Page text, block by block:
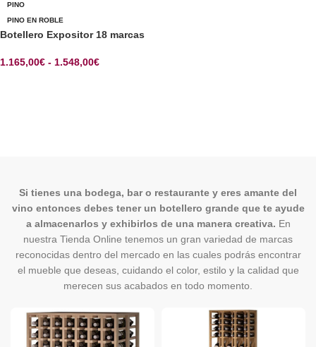
PINO
PINO EN ROBLE
Botellero Expositor 18 marcas
1.165,00€ - 1.548,00€
Si tienes una bodega, bar o restaurante y eres amante del
vino entonces debes tener un botellero grande que te ayude
a almacenarlos y exhibirlos de una manera creativa. En
nuestra Tienda Online tenemos un gran variedad de marcas
reconocidas dentro del mercado en las cuales podrás encontrar
el mueble que deseas, cuidando el color, estilo y la calidad que
merecen sus acabados en todo momento.